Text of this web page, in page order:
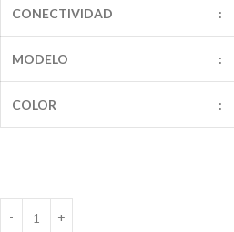
CONECTIVIDAD :
MODELO :
COLOR :